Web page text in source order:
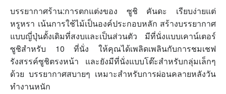
บรรยากาศร้าน:การตกแต่งของ ซูชิ คันดะ เรียบง่ายแต่
หรูหรา เน้นการใช้ไม้เป็นองค์ประกอบหลัก สร้างบรรยากาศ
แบบญี่ปุ่นดั้งเดิมที่สงบและเป็นส่วนตัว มีที่นั่งแบบเคาน์เตอร์
ซูชิสำหรับ 10 ที่นั่ง ให้คุณได้เพลิดเพลินกับการชมเชฟ
รังสรรค์ซูชิตรงหน้า และยังมีที่นั่งแบบโต๊ะสำหรับกลุ่มเล็กๆ
ด้วย บรรยากาศสบายๆ เหมาะสำหรับการผ่อนคลายหลังวัน
ทำงานหนัก